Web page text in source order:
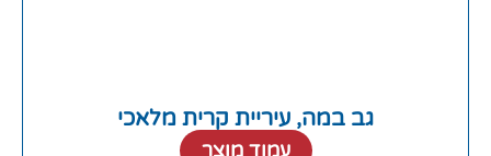
גב במה, עיריית קרית מלאכי
עמוד מוצר